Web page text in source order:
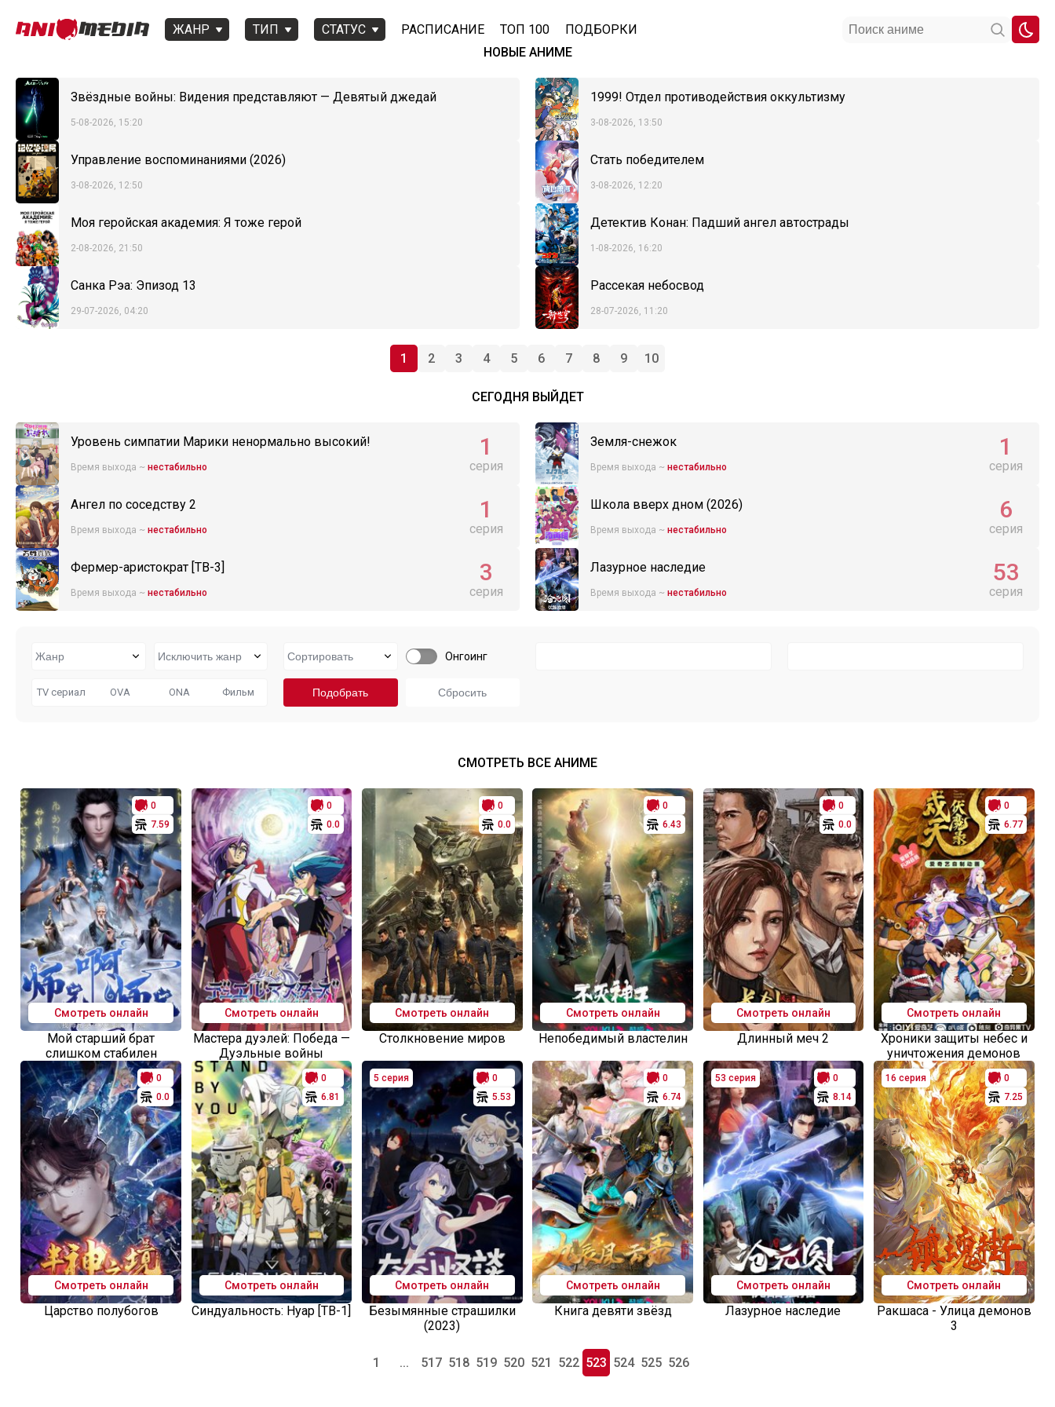
ЖАНР ТИП СТАТУС РАСПИСАНИЕ ТОП 100
ПОДБОРКИ
НОВЫЕ АНИМЕ
Звёздные войны: Видения представляют — Девятый джедай
5-08-2026, 15:20
1999! Отдел противодействия оккультизму
3-08-2026, 13:50
Управление воспоминаниями (2026)
3-08-2026, 12:50
Стать победителем
3-08-2026, 12:20
Моя геройская академия: Я тоже герой
2-08-2026, 21:50
Детектив Конан: Падший ангел автострады
1-08-2026, 16:20
Санка Рэа: Эпизод 13
29-07-2026, 04:20
Рассекая небосвод
28-07-2026, 11:20
1 2 3 4 5 6 7 8 9 10
СЕГОДНЯ ВЫЙДЕТ
Уровень симпатии Марики ненормально высокий!
Время выхода ~ нестабильно
1
серия
Земля-снежок
Время выхода ~ нестабильно
1
серия
Ангел по соседству 2
Время выхода ~ нестабильно
1
серия
Школа вверх дном (2026)
Время выхода ~ нестабильно
6
серия
Фермер-аристократ [ТВ-3]
Время выхода ~ нестабильно
3
серия
Лазурное наследие
Время выхода ~ нестабильно
53
серия
Онгоинг
TV сериал OVA ONA Фильм
СМОТРЕТЬ ВСЕ АНИМЕ
0
7.59
Смотреть онлайн
Мой старший брат
слишком стабилен
0
0.0
Смотреть онлайн
Мастера дуэлей: Победа —
Дуэльные войны
0
0.0
Смотреть онлайн
Столкновение миров
0
6.43
Смотреть онлайн
Непобедимый властелин
0
0.0
Смотреть онлайн
Длинный меч 2
0
6.77
Смотреть онлайн
Хроники защиты небес и
уничтожения демонов
0
0.0
Смотреть онлайн
Царство полубогов
0
6.81
Смотреть онлайн
Синдуальность: Нуар [ТВ-1]
5 серия
0
5.53
Смотреть онлайн
Безымянные страшилки
(2023)
0
6.74
Смотреть онлайн
Книга девяти звёзд
53 серия
0
8.14
Смотреть онлайн
Лазурное наследие
16 серия
0
7.25
Смотреть онлайн
Ракшаса - Улица демонов
3
1 ... 517 518 519 520 521 522 523 524 525 526